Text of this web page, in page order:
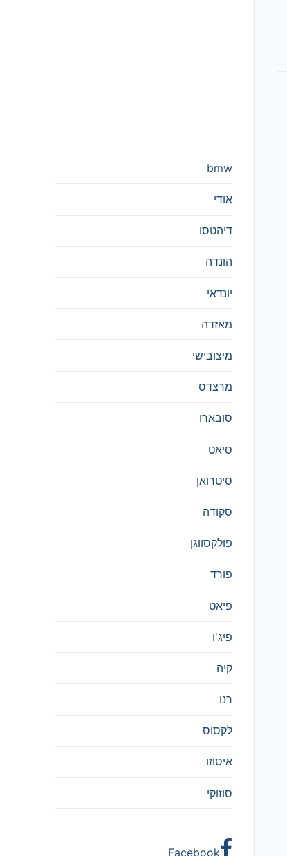
bmw
אודי
דיהטסו
הונדה
יונדאי
מאזדה
מיצובישי
מרצדס
סובארו
סיאט
סיטרואן
סקודה
פולקסווגן
פורד
פיאט
פיג'ו
קיה
רנו
לקסוס
איסוזו
סוזוקי
Facebook